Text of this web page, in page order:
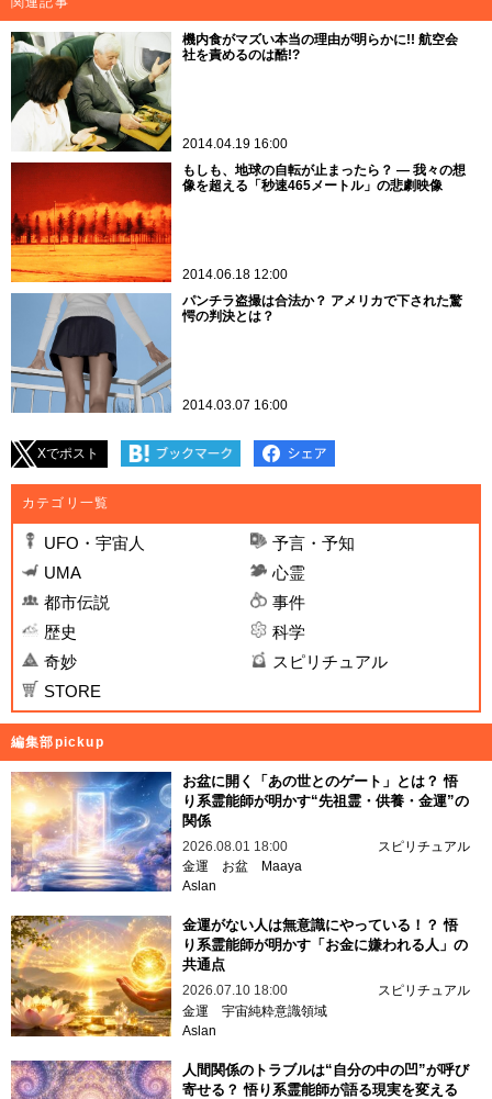
機内食がマズい本当の理由が明らかに!! 航空会
社を責めるのは酷!?
2014.04.19 16:00
もしも、地球の自転が止まったら？ ― 我々の想
像を超える「秒速465メートル」の悲劇映像
2014.06.18 12:00
パンチラ盗撮は合法か？ アメリカで下された驚
愕の判決とは？
2014.03.07 16:00
Xでポスト
カテゴリ一覧
UFO・宇宙人
予言・予知
UMA
心霊
都市伝説
事件
歴史
科学
奇妙
スピリチュアル
STORE
編集部pickup
お盆に開く「あの世とのゲート」とは？ 悟
り系霊能師が明かす“先祖霊・供養・金運”の
関係
2026.08.01 18:00
スピリチュアル
金運
お盆
Maaya
Aslan
金運がない人は無意識にやっている！？ 悟
り系霊能師が明かす「お金に嫌われる人」の
共通点
2026.07.10 18:00
スピリチュアル
金運 宇宙純粋意識領域
Aslan
人間関係のトラブルは“自分の中の凹”が呼び
寄せる？ 悟り系霊能師が語る現実を変える